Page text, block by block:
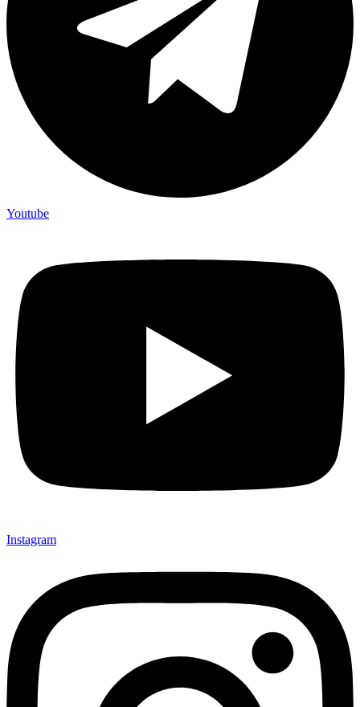
Youtube
Instagram